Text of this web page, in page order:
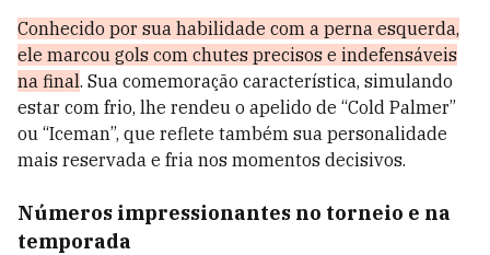
Conhecido por sua habilidade com a perna esquerda,
ele marcou gols com chutes precisos e indefensáveis
na final. Sua comemoração característica, simulando
estar com frio, lhe rendeu o apelido de “Cold Palmer”
ou “Iceman”, que reflete também sua personalidade
mais reservada e fria nos momentos decisivos.
Números impressionantes no torneio e na
temporada